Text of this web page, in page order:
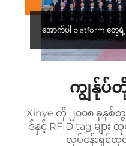
အောက်ပါ platform တွေ
ကျွန်ုပ်
Xinye ကို ၂၀၀၈ ခုနှစ်
ဒ်နှင့် RFID tag မျာ
လုပ်ငန်းရှင်